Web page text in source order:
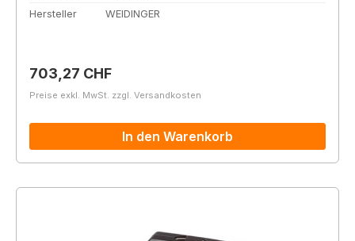
Hersteller
WEIDINGER
Regulärer Preis:
703,27 CHF
Preise exkl. MwSt. zzgl. Versandkosten
In den Warenkorb